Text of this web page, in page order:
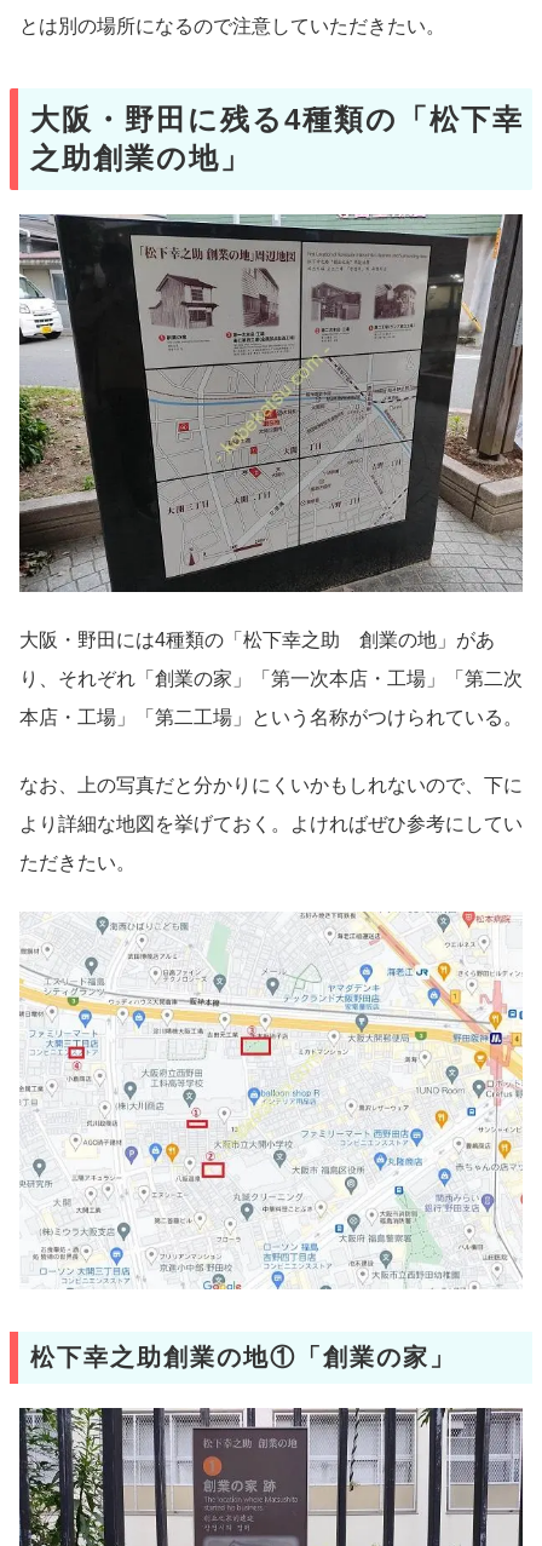
とは別の場所になるので注意していただきたい。
大阪・野田に残る4種類の「松下幸
之助創業の地」
大阪・野田には4種類の「松下幸之助 創業の地」があ
り、それぞれ「創業の家」「第一次本店・工場」「第二次
本店・工場」「第二工場」という名称がつけられている。
なお、上の写真だと分かりにくいかもしれないので、下に
より詳細な地図を挙げておく。よければぜひ参考にしてい
ただきたい。
松下幸之助創業の地①「創業の家」